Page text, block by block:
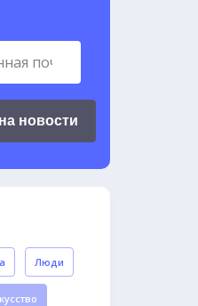
новости
Люди